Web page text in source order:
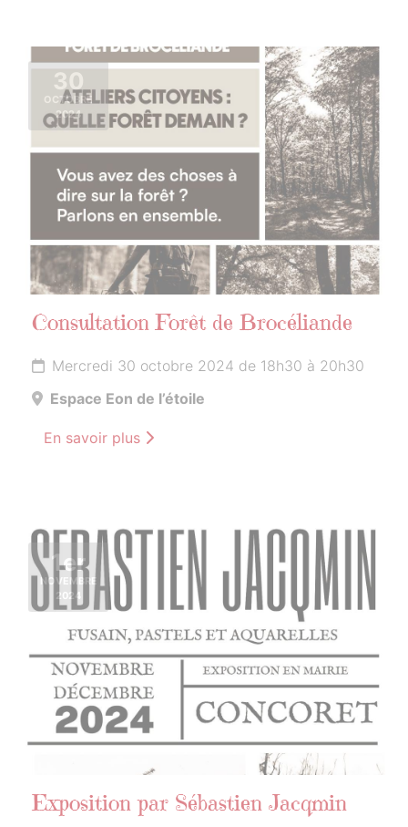
30
OCTOBRE
2024
Consultation Forêt de Brocéliande
Mercredi 30 octobre 2024 de 18h30 à 20h30
Espace Eon de l’étoile
En savoir plus
1er
NOVEMBRE
2024
Exposition par Sébastien Jacqmin